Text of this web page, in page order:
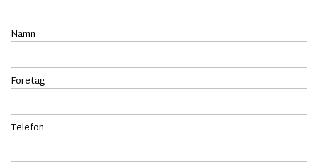
Namn
Företag
Telefon